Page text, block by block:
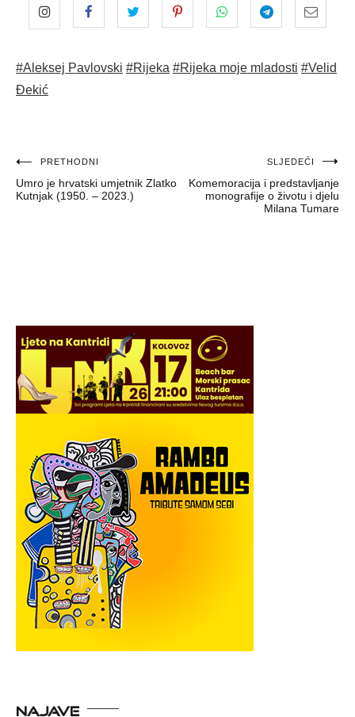
#Aleksej Pavlovski #Rijeka #Rijeka moje mladosti #Velid
Đekić
Navigacija
objava
PRETHODNI
Umro je hrvatski umjetnik Zlatko
Kutnjak (1950. – 2023.)
SLJEDEĆI
Komemoracija i predstavljanje
monografije o životu i djelu
Milana Tumare
NAJAVE